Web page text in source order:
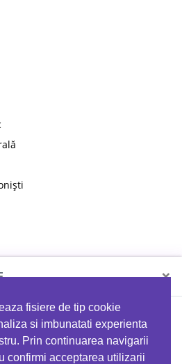
fisiere de tip cookie
si imbunatati experienta
Prin continuarea navigarii
confirmi acceptarea utilizarii
×